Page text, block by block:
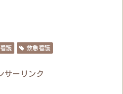
護 救急看護
サーリンク